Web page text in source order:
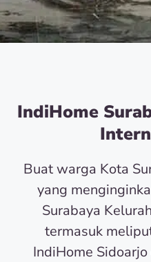
IndiHome
Buat warga Kota
yang
Surabaya
termasuk
IndiHome